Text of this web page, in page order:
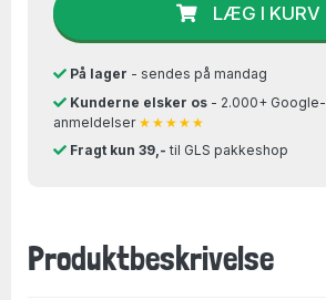
LÆG I KURV
På lager - sendes på mandag
Kunderne elsker os- 2.000+ Google-
anmeldelser ★★★★★
Fragt kun 39,- til GLS pakkeshop
Produktbeskrivelse